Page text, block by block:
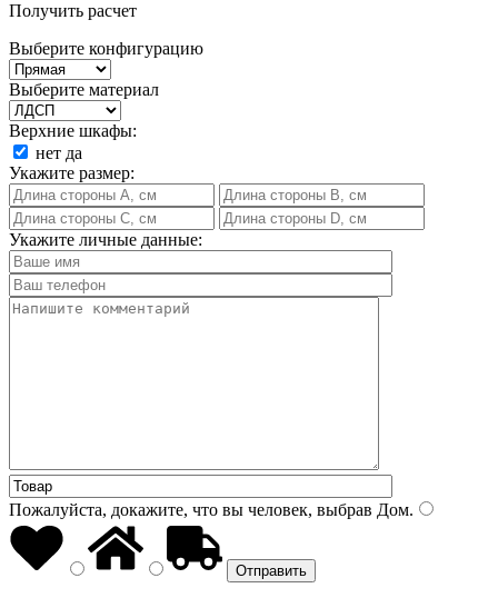
Получить расчет
Выберите конфигурацию
Выберите материал
Верхние шкафы:
нет да
Укажите размер:
Укажите личные данные:
Пожалуйста, докажите, что вы человек, выбрав Дом.